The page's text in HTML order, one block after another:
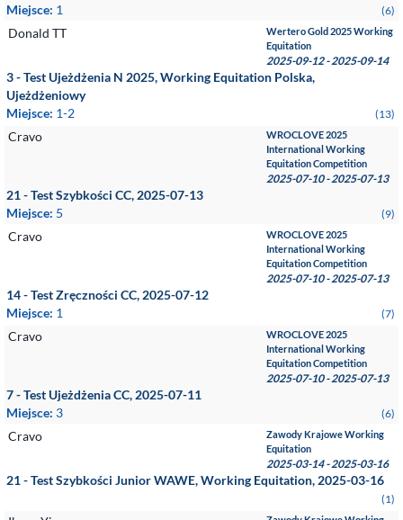
Miejsce: 1 (6)
Donald TT
Wertero Gold 2025 Working
Equitation
2025-09-12 - 2025-09-14
3 - Test Ujeżdżenia N 2025, Working Equitation Polska,
Ujeżdżeniowy
Miejsce: 1-2 (13)
Cravo
WROCLOVE 2025
International Working
Equitation Competition
2025-07-10 - 2025-07-13
21 - Test Szybkości CC, 2025-07-13
Miejsce: 5 (9)
Cravo
WROCLOVE 2025
International Working
Equitation Competition
2025-07-10 - 2025-07-13
14 - Test Zręczności CC, 2025-07-12
Miejsce: 1 (7)
Cravo
WROCLOVE 2025
International Working
Equitation Competition
2025-07-10 - 2025-07-13
7 - Test Ujeżdżenia CC, 2025-07-11
Miejsce: 3 (6)
Cravo
Zawody Krajowe Working
Equitation
2025-03-14 - 2025-03-16
21 - Test Szybkości Junior WAWE, Working Equitation, 2025-03-16
(1)